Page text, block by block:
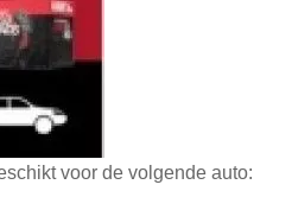
voor de volgende auto: